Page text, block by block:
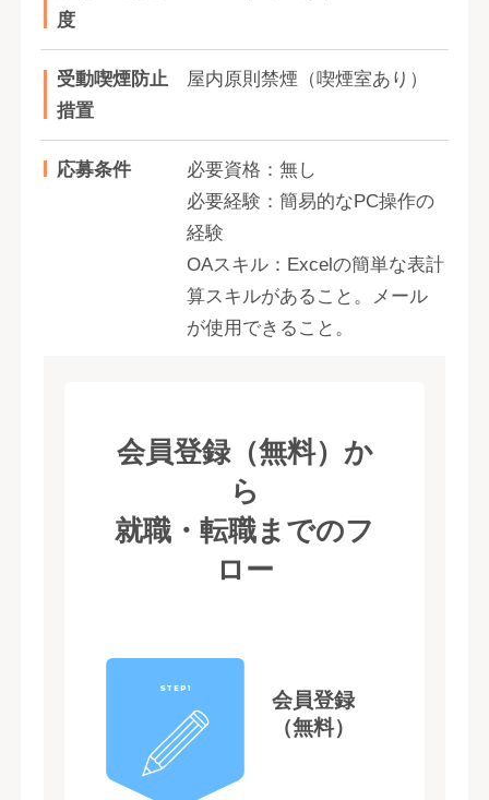
度
受動喫煙防止
措置
屋内原則禁煙（喫煙室あり）
応募条件
必要資格：無し
必要経験：簡易的なPC操作の
経験
OAスキル：Excelの簡単な表計
算スキルがあること。メール
が使用できること。
会員登録（無料）か
ら
就職・転職までのフ
ロー
STEP1
会員登録
（無料）